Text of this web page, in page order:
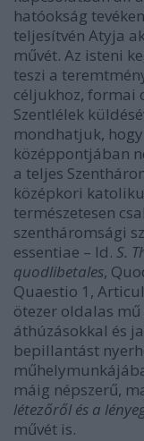
hatóokság
teljesítvén Atyja
művét. Az isteni
teszi a
céljukhoz, formai
Szentlélek
mondhatjuk,
középpontjában
a teljes
középkori
természetesen
szentháromsági
essentiae – ld. S.
quodlibetales,
Quaestio 1,
ötezer oldalas
áthúzásokkal és
bepillantást
máig népszerű,
létezőről és a
művét is.